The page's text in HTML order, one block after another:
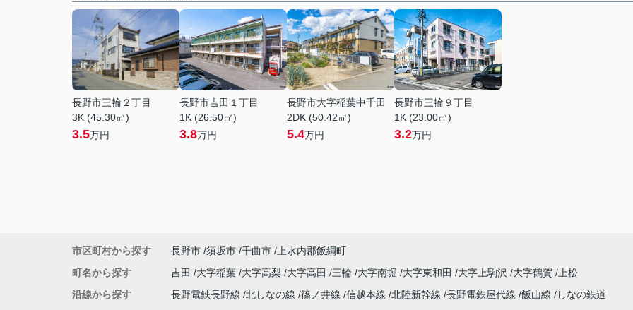
長野市三輪２丁目
3K (45.30㎡)
3.5万円
長野市吉田１丁目
1K (26.50㎡)
3.8万円
長野市大字稲葉中千田
2DK (50.42㎡)
5.4万円
長野市三輪９丁目
1K (23.00㎡)
3.2万円
市区町村から探す 長野市 須坂市 千曲市
上水内郡飯綱町
町名から探す
吉田 大字稲葉 大字高梨 大字高田 三輪 大字南堀 大字東和田 大字上駒沢 大字鶴賀
上松
沿線から探す
長野電鉄長野線 北しなの線 篠ノ井線 信越本線 北陸新幹線 長野電鉄屋代線 飯山線
しなの鉄道